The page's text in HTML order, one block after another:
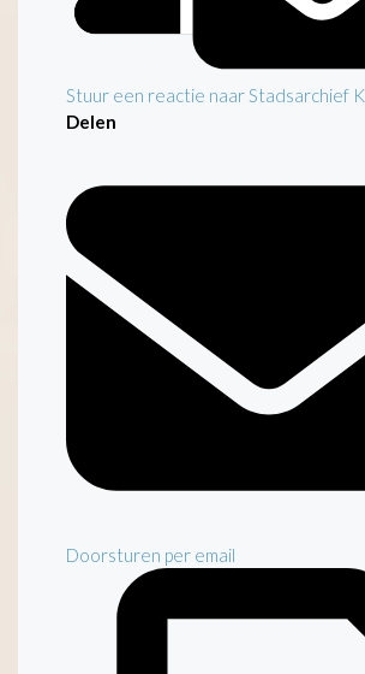
Stuur een reactie naar Stadsarchief
Delen
Doorsturen per email